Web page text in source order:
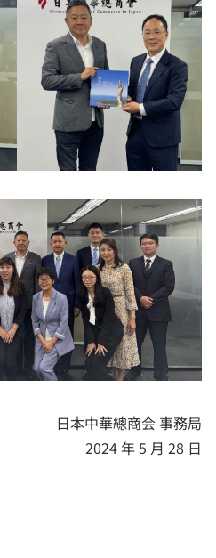
日本中華總商会 事務局
2024 年 5 月 28 日